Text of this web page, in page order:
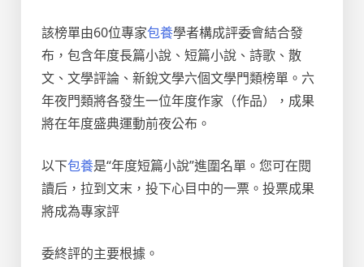
該榜單由60位專家包養學者構成評委會結合發
布，包含年度長篇小說、短篇小說、詩歌、散
文、文學評論、新銳文學六個文學門類榜單。六
年夜門類將各發生一位年度作家（作品），成果
將在年度盛典運動前夜公布。
以下包養是“年度短篇小說”進圍名單。您可在閱
讀后，拉到文末，投下心目中的一票。投票成果
將成為專家評
委終評的主要根據。